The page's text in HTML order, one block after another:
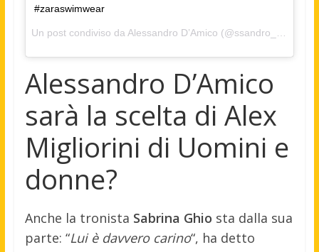
#zaraswimwear
Un post condiviso da Alessandro D’Amico (@ssandro_demycost) in data:
Alessandro D’Amico
sarà la scelta di Alex
Migliorini di Uomini e
donne?
Anche la tronista Sabrina Ghio sta dalla sua
parte: “Lui è davvero carino“, ha detto